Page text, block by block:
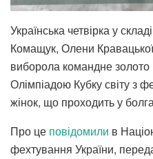
Українська четвірка у
Комащук, Олени
виборола командне
Олімпіадою Кубку світу з
жінок, що проходить у
Про це повідомили в
фехтування України,